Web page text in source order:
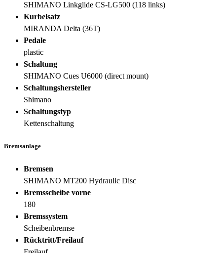
SHIMANO Linkglide CS-LG500 (118 links)
Kurbelsatz
MIRANDA Delta (36T)
Pedale
plastic
Schaltung
SHIMANO Cues U6000 (direct mount)
Schaltungshersteller
Shimano
Schaltungstyp
Kettenschaltung
Bremsanlage
Bremsen
SHIMANO MT200 Hydraulic Disc
Bremsscheibe vorne
180
Bremssystem
Scheibenbremse
Rücktritt/Freilauf